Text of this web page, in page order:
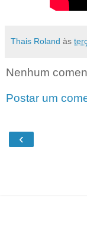
Thais Roland às
Nenhum
Postar um
‹